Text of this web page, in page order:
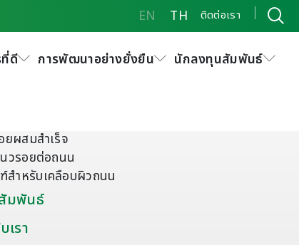
EN TH ติดต่อเรา
ดี การพัฒนาอย่างยั่งยืน นักลงทุนสัมพันธ์
ยผสมสำเร็จ
วรอยต่อถนน
ำหรับเคลือบผิวถนน
มพันธ์
เรา